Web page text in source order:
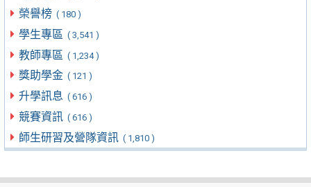
榮譽榜 ( 180 )
學生專區 ( 3,541 )
教師專區 ( 1,234 )
獎助學金 ( 121 )
升學訊息 ( 616 )
競賽資訊 ( 616 )
師生研習及營隊資訊 ( 1,810 )